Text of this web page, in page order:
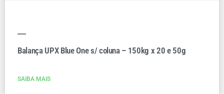
Balança UPX Blue One s/ coluna – 150kg x 20 e 50g
SAIBA MAIS